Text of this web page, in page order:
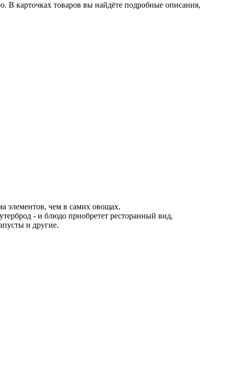
В карточках товаров вы найдёте подробные описания,
элементов, чем в самих овощах.
- и блюдо приобретет ресторанный вид,
и другие.